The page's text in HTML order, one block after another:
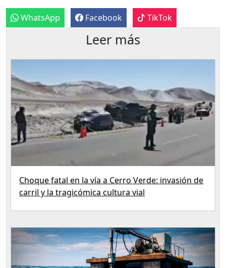
WhatsApp Facebook TikTok
Leer más
Choque fatal en la vía a Cerro Verde: invasión de
carril y la tragicómica cultura vial